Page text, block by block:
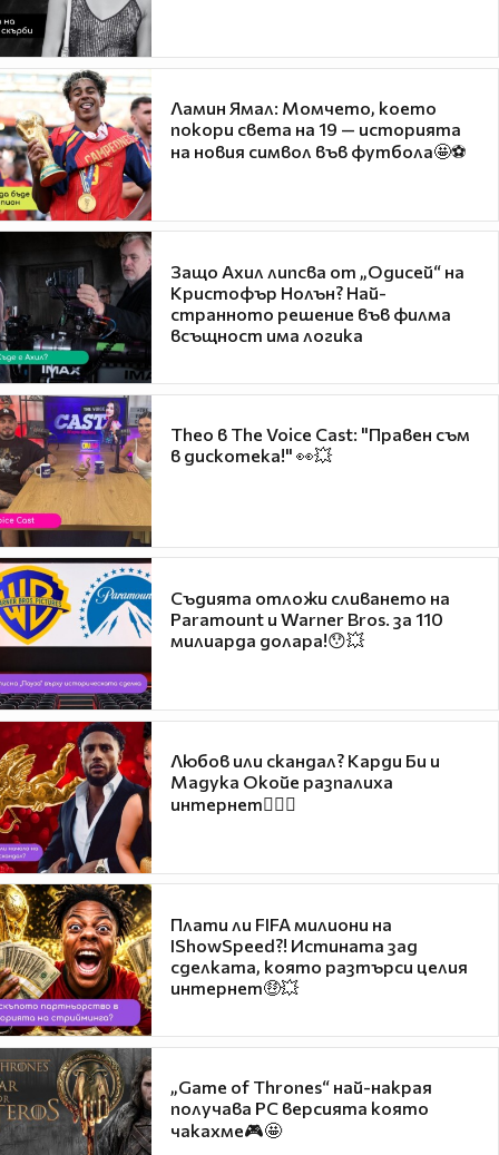
Ламин Ямал: Момчето, което
покори света на 19 — историята
на новия символ във футбола🤩⚽
Защо Ахил липсва от „Одисей“ на
Кристофър Нолън? Най-
странното решение във филма
всъщност има логика
Theo в The Voice Cast: "Правен съм
в дискотека!" 👀💥
Съдията отложи сливането на
Paramount и Warner Bros. за 110
милиарда долара!😯💥
Любов или скандал? Карди Би и
Мадука Окойе разпалиха
интернет❤️‍🔥🔥
Плати ли FIFA милиони на
IShowSpeed?! Истината зад
сделката, която разтърси целия
интернет🤑💥
„Game of Thrones“ най-накрая
получава PC версията която
чакахме🎮🤩